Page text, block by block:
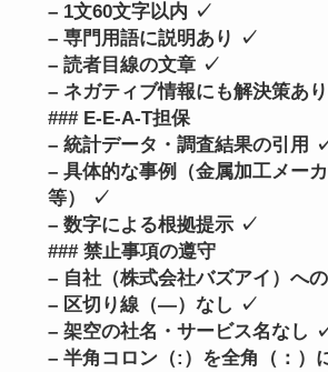
– 1文60文字以内 ✓
– 専門用語に説明あり ✓
– 読者目線の文章 ✓
– ネガティブ情報にも解決策あ
### E-E-A-T担保
– 統計データ・調査結果の引用
– 具体的な事例（金属加工メー
等） ✓
– 数字による根拠提示 ✓
### 禁止事項の遵守
– 自社（株式会社バズアイ）へ
– 区切り線（—）なし ✓
– 架空の社名・サービス名なし
– 半角コロン（:）を全角（：）